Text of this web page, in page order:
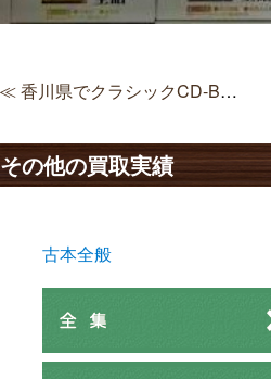
≪ 香川県でクラシックCD-BOXを出張買取 モーツァルト全集
その他の買取実績
古本全般